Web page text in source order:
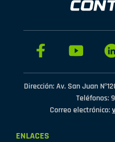
Dirección: Av. San Juan
Teléfonos:
Correo electrónico:
ENLACES